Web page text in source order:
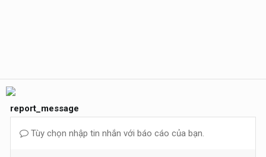
report_message
Tùy chọn nhập tin nhắn với báo cáo của bạn.